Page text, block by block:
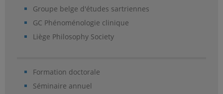
Groupe belge d'études sartriennes
GC Phénoménologie clinique
Liège Philosophy Society
Formation doctorale
Séminaire annuel